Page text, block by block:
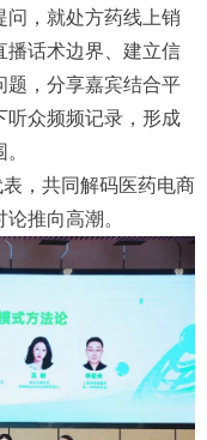
问，就处方药线上销
播话术边界、建立信
题，分享嘉宾结合平
听众频频记录，形成
，共同解码医药电商
推向高潮。